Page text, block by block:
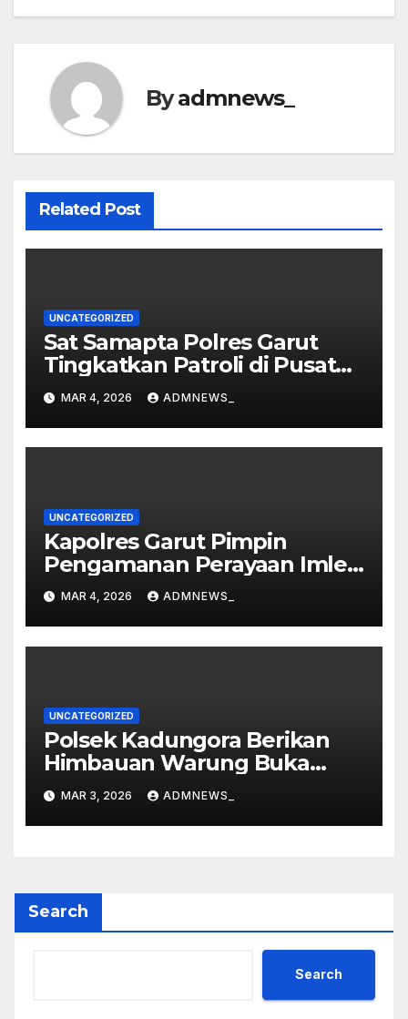
Byadmnews_
Related Post
UNCATEGORIZED
Sat Samapta Polres Garut
Tingkatkan Patroli di Pusat
Perbelanjaan
MAR 4, 2026 ADMNEWS_
UNCATEGORIZED
Kapolres Garut Pimpin
Pengamanan Perayaan Imlek
dan Malam Cap Go Meh
2577/2026 di Vihara Dharma
Loka
MAR 4, 2026 ADMNEWS_
UNCATEGORIZED
Polsek Kadungora Berikan
Himbauan Warung Buka
Siang Hari
MAR 3, 2026 ADMNEWS_
Search
Search